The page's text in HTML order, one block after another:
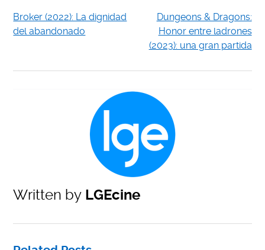
Broker (2022): La dignidad
del abandonado
Dungeons & Dragons:
Honor entre ladrones
(2023): una gran partida
Written by LGEcine